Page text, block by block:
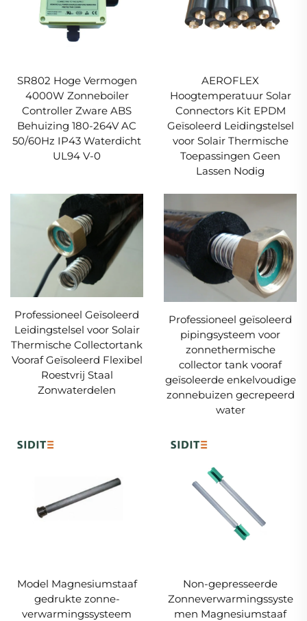
SR802 Hoge Vermogen
4000W Zonneboiler
Controller Zware ABS
Behuizing 180-264V AC
50/60Hz IP43 Waterdicht
UL94 V-0
AEROFLEX
Hoogtemperatuur Solar
Connectors Kit EPDM
Geïsoleerd Leidingstelsel
voor Solair Thermische
Toepassingen Geen
Lassen Nodig
Professioneel Geïsoleerd
Leidingstelsel voor Solair
Thermische Collectortank
Vooraf Geïsoleerd Flexibel
Roestvrij Staal
Zonwaterdelen
Professioneel geïsoleerd
pipingsysteem voor
zonnethermische
collector tank vooraf
geïsoleerde enkelvoudige
zonnebuizen gecrepeerd
water
Model Magnesiumstaaf
gedrukte zonne-
verwarmingssysteem
Non-gepresseerde
Zonneverwarmingssyste
men Magnesiumstaaf